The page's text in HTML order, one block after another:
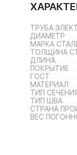
ТРУБА
ДИАМЕТР
МАРКА
ТОЛЩИНА
ДЛИНА
ПОКРЫТИЕ
ГОСТ
МАТЕРИАЛ
ТИП
ТИП ШВА
СТРАНА
ВЕС